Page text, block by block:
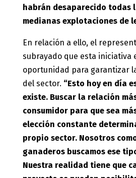
habrán desaparecido todas
medianas explotaciones de
En relación a ello, el
subrayado que esta iniciativa
oportunidad para garantizar
del sector. “Esto hoy en día
existe. Buscar la relación
consumidor para que sea
elección constante
propio sector. Nosotros
ganaderos buscamos ese
Nuestra realidad tiene que